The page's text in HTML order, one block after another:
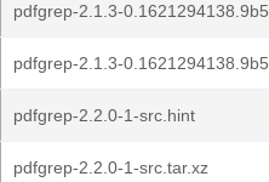
pdfgrep-2.1.3-
pdfgrep-2.1.3-
pdfgrep-2.2.0-1-src.hint
pdfgrep-2.2.0-1-src.tar.xz